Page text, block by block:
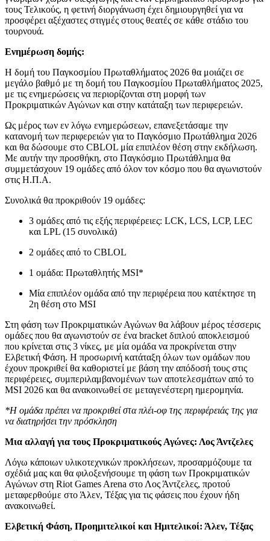
τους Τελικούς, η φετινή διοργάνωση έχει δημιουργηθεί για να
προσφέρει αξέχαστες στιγμές στους θεατές σε κάθε στάδιο του
τουρνουά.
Ενημέρωση δομής:
Η δομή του Παγκοσμίου Πρωταθλήματος 2026 θα μοιάζει σε
μεγάλο βαθμό με τη δομή του Παγκοσμίου Πρωταθλήματος 2025,
με τις ενημερώσεις να περιορίζονται στη μορφή των
Προκριματικών Αγώνων και στην κατάταξη των περιφερειών.
Ως μέρος των εν λόγω ενημερώσεων, επανεξετάσαμε την
κατανομή των περιφερειών για το Παγκόσμιο Πρωτάθλημα 2026
και θα δώσουμε στο CBLOL μία επιπλέον θέση στην εκδήλωση.
Με αυτήν την προσθήκη, στο Παγκόσμιο Πρωτάθλημα θα
συμμετάσχουν 19 ομάδες από όλον τον κόσμο που θα αγωνιστούν
στις Η.Π.Α.
Συνολικά θα προκριθούν 19 ομάδες:
3 ομάδες από τις εξής περιφέρειες: LCK, LCS, LCP, LEC
και LPL (15 συνολικά)
2 ομάδες από το CBLOL
1 ομάδα: Πρωταθλητής MSI*
Μία επιπλέον ομάδα από την περιφέρεια που κατέκτησε τη
2η θέση στο MSI
Στη φάση των Προκριματικών Αγώνων θα λάβουν μέρος τέσσερις
ομάδες που θα αγωνιστούν σε ένα bracket διπλού αποκλεισμού
που κρίνεται στις 3 νίκες, με μία ομάδα να προκρίνεται στην
Ελβετική Φάση. Η προσωρινή κατάταξη όλων των ομάδων που
έχουν προκριθεί θα καθοριστεί με βάση την απόδοσή τους στις
περιφέρειες, συμπεριλαμβανομένων των αποτελεσμάτων από το
MSI 2026 και θα ανακοινωθεί σε μεταγενέστερη ημερομηνία.
*Η ομάδα πρέπει να προκριθεί στα πλέι-οφ της περιφέρειάς της για
να διατηρήσει την πρόσκληση
Μια αλλαγή για τους Προκριματικούς Αγώνες: Λος Άντζελες
Λόγω κάποιων υλικοτεχνικών προκλήσεων, προσαρμόζουμε τα
σχέδιά μας και θα φιλοξενήσουμε τη φάση των Προκριματικών
Αγώνων στη Riot Games Arena στο Λος Άντζελες, προτού
μεταφερθούμε στο Άλεν, Τέξας για τις φάσεις που έχουν ήδη
ανακοινωθεί.
Ελβετική Φάση, Προημιτελικοί και Ημιτελικοί: Άλεν, Τέξας